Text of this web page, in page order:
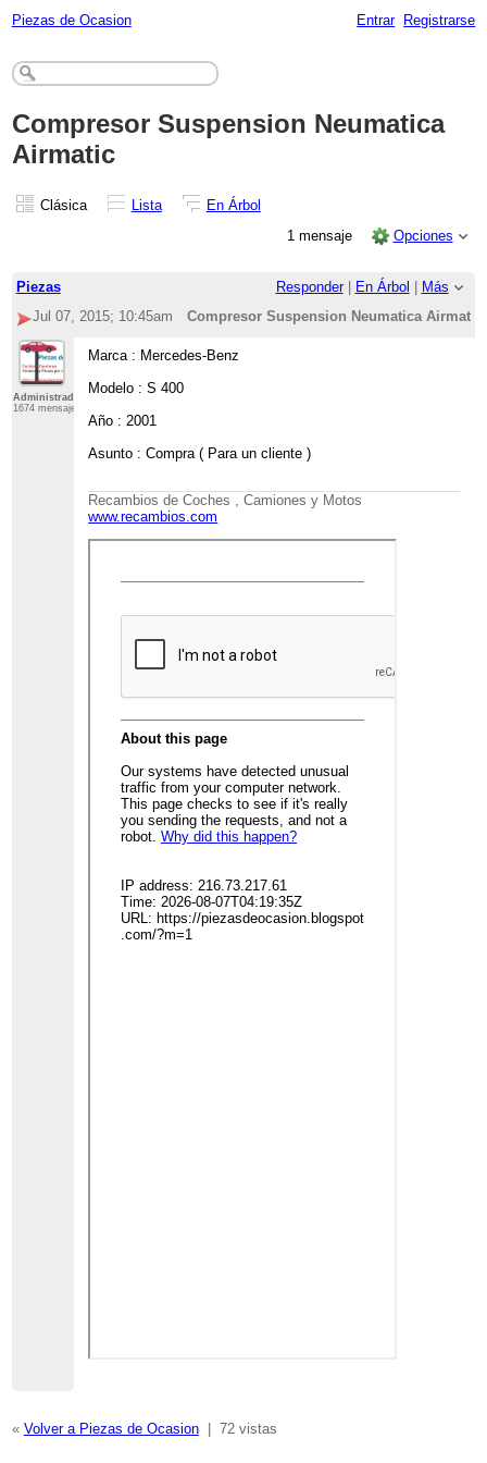
Piezas de Ocasion Entrar Registrarse
Compresor Suspension Neumatica
Airmatic
Clásica Lista
En Árbol
1 mensaje
Opciones
Piezas Responder| En Árbol
Más
Jul 07, 2015; 10:45am
Compresor Suspension Neumatica Airmatic
Administrador
1674 mensajes
Marca : Mercedes-Benz
Modelo : S 400
Año : 2001
Asunto : Compra ( Para un cliente )
Recambios de Coches , Camiones y Motos
www.recambios.com
« Volver a Piezas de Ocasion| 72 vistas